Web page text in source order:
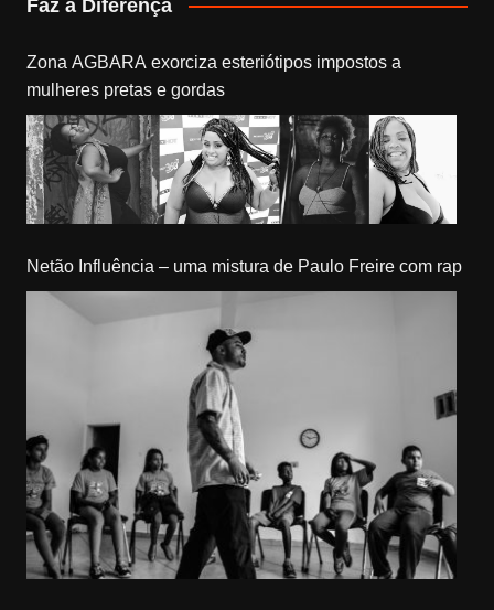
Faz a Diferença
Zona AGBARA exorciza esteriótipos impostos a
mulheres pretas e gordas
Netão Influência – uma mistura de Paulo Freire com rap